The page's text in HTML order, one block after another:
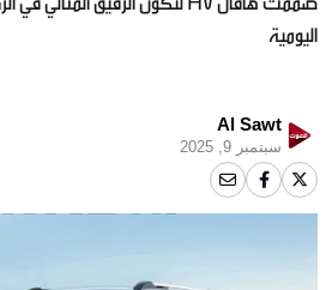
اليومية
Al Sawt
سبتمبر 9, 2025